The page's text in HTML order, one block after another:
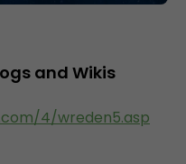
and Wikis
4/wreden5.asp